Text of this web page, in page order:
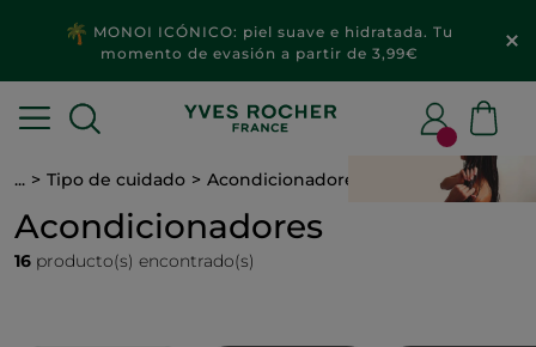
MONOI ICÓNICO: piel suave e hidratada. Tu
momento de evasión a partir de 3,99€
... Tipo de cuidado Acondicionadores
Acondicionadores
16 producto(s) encontrado(s)